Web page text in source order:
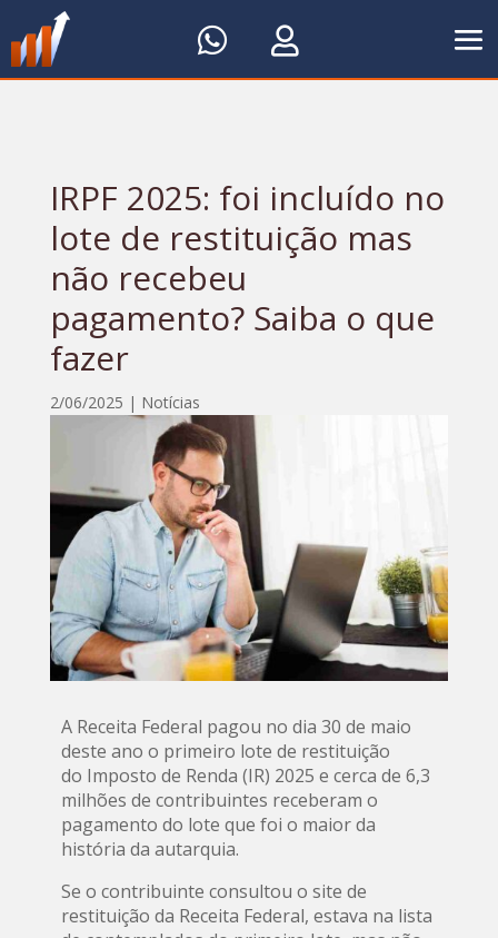
 
IRPF 2025: foi incluído no
lote de restituição mas
não recebeu
pagamento? Saiba o que
fazer
2/06/2025 | Notícias
A Receita Federal pagou no dia 30 de maio
deste ano o primeiro lote de restituição
do Imposto de Renda (IR) 2025 e cerca de 6,3
milhões de contribuintes receberam o
pagamento do lote que foi o maior da
história da autarquia.
Se o contribuinte consultou o site de
restituição da Receita Federal, estava na lista